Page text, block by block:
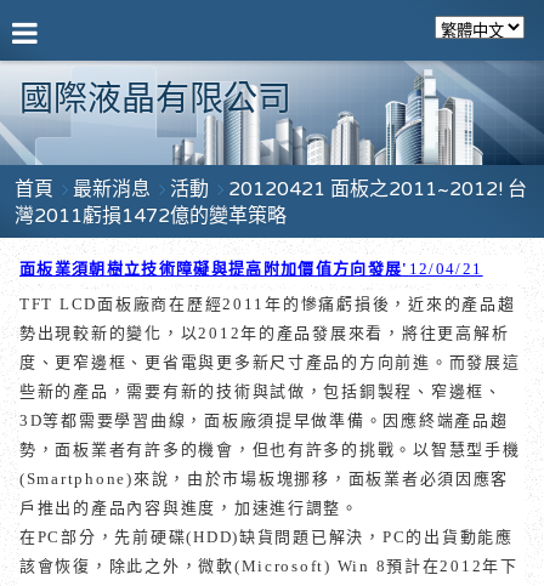
國際液晶有限公司
首頁 最新消息 活動
20120421 面板之2011~2012! 台
灣2011虧損1472億的變革策略
面板業須朝樹立技術障礙與提高附加價值方向發展' 12/04/21
TFT LCD面板廠商在歷經2011年的慘痛虧損後，近來的產品趨
勢出現較新的變化，以2012年的產品發展來看，將往更高解析
度、更窄邊框、更省電與更多新尺寸產品的方向前進。而發展這
些新的產品，需要有新的技術與試做，包括銅製程、窄邊框、
3D等都需要學習曲線，面板廠須提早做準備。因應終端產品趨
勢，面板業者有許多的機會，但也有許多的挑戰。以智慧型手機
(Smartphone) 來說，由於市場板塊挪移，面板業者必須因應客
戶推出的產品內容與進度，加速進行調整。
在PC部分，先前硬碟(HDD)缺貨問題已解決， PC 的出貨動能應
該會恢復，除此之外，微軟(Microsoft) Win 8預計在2012年下